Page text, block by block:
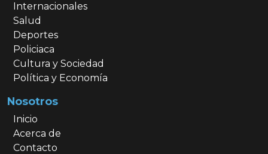
Internacionales
Salud
Deportes
Policiaca
Cultura y Sociedad
Política y Economía
Nosotros
Inicio
Acerca de
Contacto